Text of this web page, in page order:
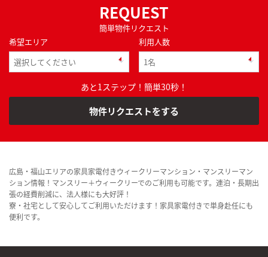
REQUEST
簡単物件リクエスト
希望エリア
利用人数
あと1ステップ！簡単30秒！
物件リクエストをする
広島・福山エリアの家具家電付きウィークリーマンション・マンスリーマン
ション情報！マンスリー＋ウィークリーでのご利用も可能です。連泊・長期出
張の経費削減に、法人様にも大好評！
寮・社宅として安心してご利用いただけます！家具家電付きで単身赴任にも
便利です。